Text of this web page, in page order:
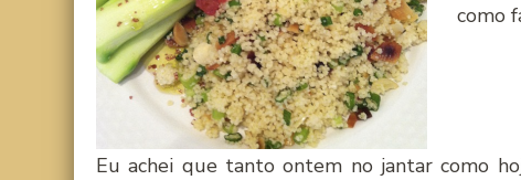
como
Eu achei que tanto ontem no jantar como